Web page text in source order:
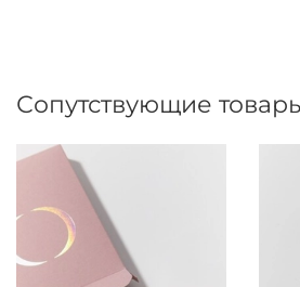
Сопутствующие